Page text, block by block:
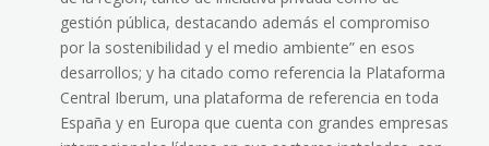
gestión pública, destacando además el compromiso
por la sostenibilidad y el medio ambiente” en esos
desarrollos; y ha citado como referencia la Plataforma
Central Iberum, una plataforma de referencia en toda
España y en Europa que cuenta con grandes empresas